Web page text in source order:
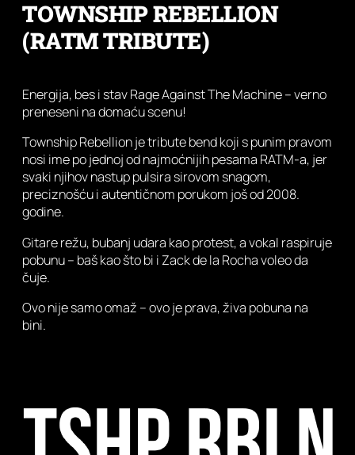
TOWNSHIP REBELLION
(RATM TRIBUTE)
Energija, bes i stav Rage Against The Machine – verno
preneseni na domaću scenu!
Township Rebellion je tribute bend koji s punim pravom
nosi ime po jednoj od najmoćnijih pesama RATM-a, jer
svaki njihov nastup pulsira sirovom snagom,
preciznošću i autentičnom porukom još od 2008.
godine.
Gitare režu, bubanj udara kao protest, a vokal raspiruje
pobunu – baš kao što bi i Zack de la Rocha voleo da
čuje.
Ovo nije samo omaž – ovo je prava, živa pobuna na
bini.